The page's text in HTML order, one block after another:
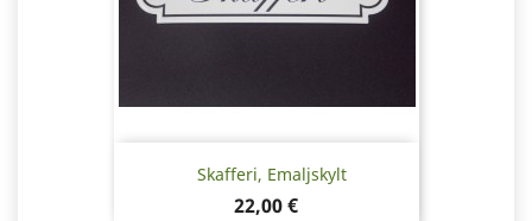
Skafferi, Emaljskylt
Pris
22,00 €